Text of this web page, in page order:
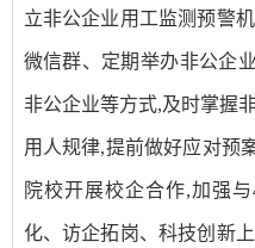
立非公企业用工监测预警
微信群、定期举办非公企
非公企业等方式,及时掌握
用人规律,提前做好应对预
院校开展校企合作,加强
化、访企拓岗、科技创新